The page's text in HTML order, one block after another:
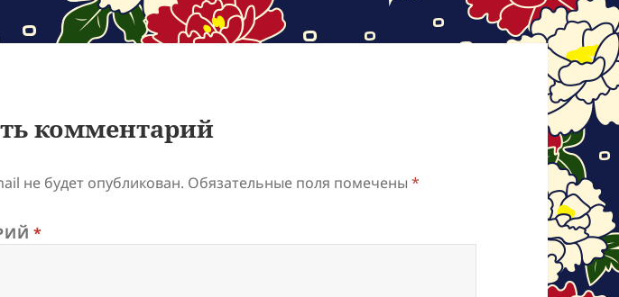
комментарий
не будет опубликован. Обязательные поля помечены*
*